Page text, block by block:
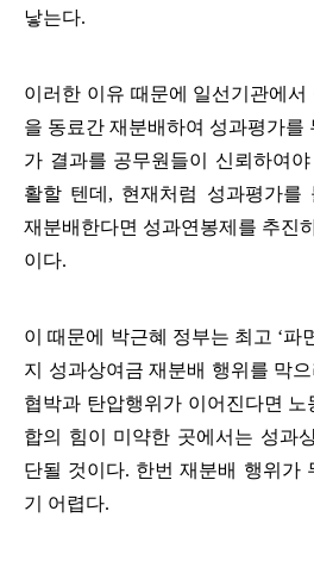
낳는다.
이러한 이유 때문에 일선기관에
을 동료간 재분배하여 성과평가를
가 결과를 공무원들이 신뢰하여
활할 텐데 , 현재처럼 성과평가를
재분배한다면 성과연봉제를 추진
이다.
이 때문에 박근혜 정부는 최고 ‘파
지 성과상여금 재분배 행위를 막
협박과 탄압행위가 이어진다면
합의 힘이 미약한 곳에서는 성과
단될 것이다. 한번 재분배 행위가
기 어렵다.